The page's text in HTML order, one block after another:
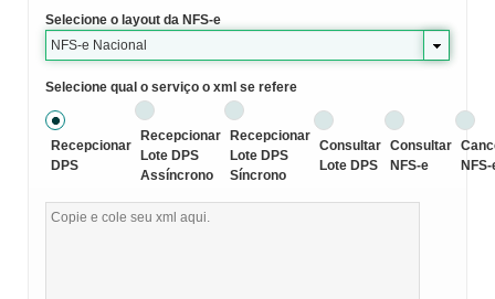
Selecione o layout da NFS-e
NFS-e Nacional
Selecione qual o serviço o xml se refere
Recepcionar
DPS
Recepcionar
Lote DPS
Assíncrono
Recepcionar
Lote DPS
Síncrono
Consultar
Lote DPS
Consultar
NFS-e
NFS-